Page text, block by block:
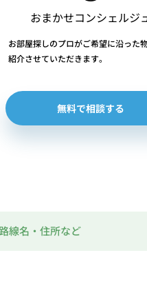
おまかせコンシェルジ
お部屋探しのプロがご希望に沿った
紹介させていただきます。
無料で相談する